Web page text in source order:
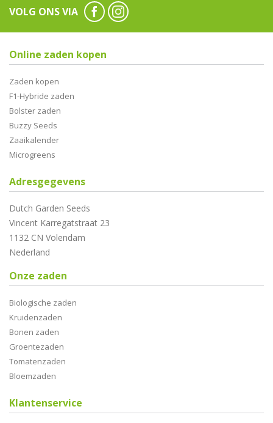
VOLG ONS VIA
Online zaden kopen
Zaden kopen
F1-Hybride zaden
Bolster zaden
Buzzy Seeds
Zaaikalender
Microgreens
Adresgegevens
Dutch Garden Seeds
Vincent Karregatstraat 23
1132 CN Volendam
Nederland
Onze zaden
Biologische zaden
Kruidenzaden
Bonen zaden
Groentezaden
Tomatenzaden
Bloemzaden
Klantenservice